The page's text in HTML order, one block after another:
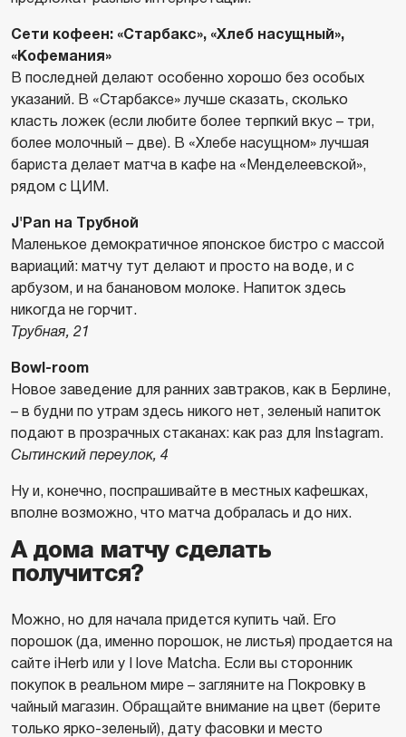
Сети кофеен: «Старбакс», «Хлеб насущный»,
«Кофемания»
В последней делают особенно хорошо без особых
указаний. В «Старбаксе» лучше сказать, сколько
класть ложек (если любите более терпкий вкус – три,
более молочный – две). В «Хлебе насущном» лучшая
бариста делает матча в кафе на «Менделеевской»,
рядом с ЦИМ.
J'Pan на Трубной
Маленькое демократичное японское бистро с массой
вариаций: матчу тут делают и просто на воде, и с
арбузом, и на банановом молоке. Напиток здесь
никогда не горчит.
Трубная, 21
Bowl-room
Новое заведение для ранних завтраков, как в Берлине,
– в будни по утрам здесь никого нет, зеленый напиток
подают в прозрачных стаканах: как раз для Instagram.
Сытинский переулок, 4
Ну и, конечно, поспрашивайте в местных кафешках,
вполне возможно, что матча добралась и до них.
А дома матчу сделать
получится?
Можно, но для начала придется купить чай. Его
порошок (да, именно порошок, не листья) продается на
сайте iHerb или у I love Matcha. Если вы сторонник
покупок в реальном мире – загляните на Покровку в
чайный магазин. Обращайте внимание на цвет (берите
только ярко-зеленый), дату фасовки и место